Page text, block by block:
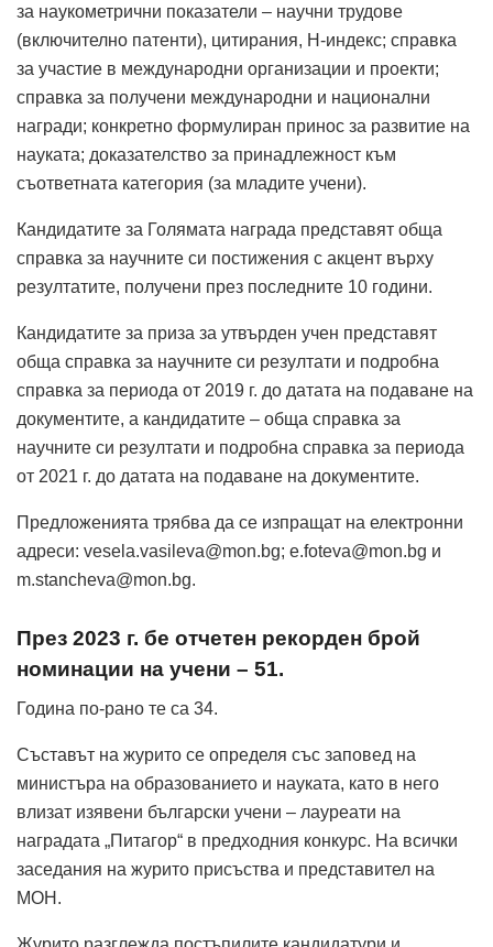
за наукометрични показатели – научни трудове
(включително патенти), цитирания, H-индекс; справка
за участие в международни организации и проекти;
справка за получени международни и национални
награди; конкретно формулиран принос за развитие на
науката; доказателство за принадлежност към
съответната категория (за младите учени).
Кандидатите за Голямата награда представят обща
справка за научните си постижения с акцент върху
резултатите, получени през последните 10 години.
Кандидатите за приза за утвърден учен представят
обща справка за научните си резултати и подробна
справка за периода от 2019 г. до датата на подаване на
документите, а кандидатите – обща справка за
научните си резултати и подробна справка за периода
от 2021 г. до датата на подаване на документите.
Предложенията трябва да се изпращат на електронни
адреси: vesela.vasileva@mon.bg; e.foteva@mon.bg и
m.stancheva@mon.bg.
През 2023 г. бе отчетен рекорден брой
номинации на учени – 51.
Година по-рано те са 34.
Съставът на журито се определя със заповед на
министъра на образованието и науката, като в него
влизат изявени български учени – лауреати на
наградата „Питагор“ в предходния конкурс. На всички
заседания на журито присъства и представител на
МОН.